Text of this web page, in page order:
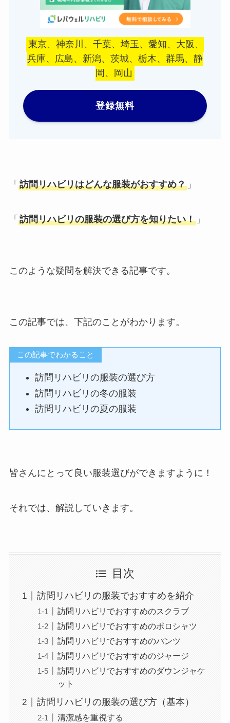
東京、神奈川、千葉、埼玉、愛知、大阪、
兵庫、広島、新潟、茨城、栃木、群馬、静
岡、岡山
登録無料
「 訪問リハビリはどんな服装がおすすめ？」
「 訪問リハビリの服装の選び方を知りたい！」
このような疑問を解決できる記事です。
この記事では、下記のことがわかります。
この記事でわかること
訪問リハビリの服装の選び方
訪問リハビリの冬の服装
訪問リハビリの夏の服装
皆さんにとって良い服装選びができますように！
それでは、解説していきます。
目次
訪問リハビリの服装でおすすめを紹介
訪問リハビリでおすすめのスクラブ
訪問リハビリでおすすめのポロシャツ
訪問リハビリでおすすめのパンツ
訪問リハビリでおすすめのジャージ
訪問リハビリでおすすめのダウンジャケ
ット
訪問リハビリの服装の選び方（基本）
清潔感を重視する